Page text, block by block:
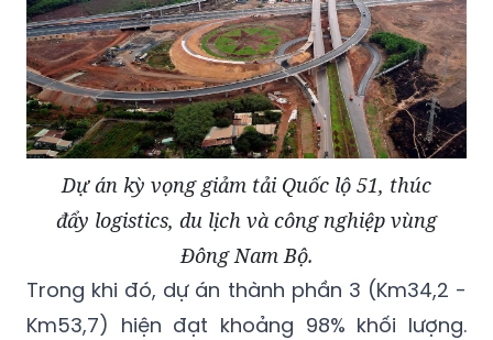
Dự án kỳ vọng giảm tải Quốc lộ 51, thúc
đẩy logistics, du lịch và công nghiệp vùng
Đông Nam Bộ.
Trong khi đó, dự án thành phần 3 (Km34,2 -
Km53,7) hiện đạt khoảng 98% khối lượng.